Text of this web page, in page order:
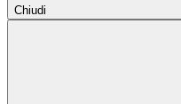
Chiudi